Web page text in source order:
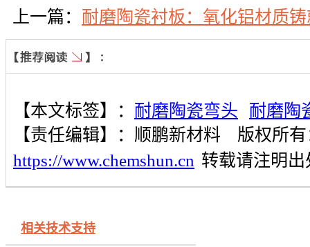
上一篇： 耐磨陶瓷衬板：氧化铝材质
【本文标签】： 耐磨陶瓷弯头
耐磨陶
【责任编辑】： 顺鹏新材料
版权所
https://www.chemshun.cn 转载请注明出
相关技术支持